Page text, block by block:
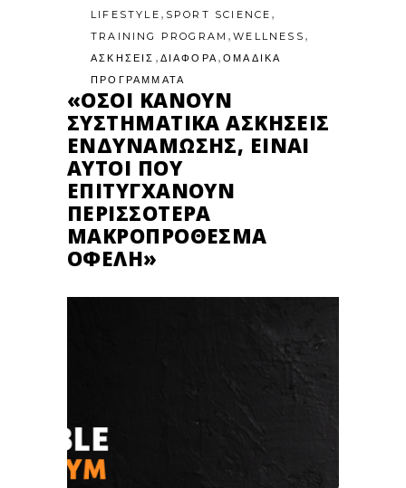
LIFESTYLE , SPORT SCIENCE ,
TRAINING PROGRAM ,WELLNESS ,
ΑΣΚΗΣΕΙΣ , ΔΙΑΦΟΡΑ ,ΟΜΑΔΙΚΑ
ΠΡΟΓΡΑΜΜΑΤΑ
«ΌΣΟΙ ΚΆΝΟΥΝ
ΣΥΣΤΗΜΑΤΙΚΆ ΑΣΚΉΣΕΙΣ
ΕΝΔΥΝΆΜΩΣΗΣ, ΕΊΝΑΙ
ΑΥΤΟΊ ΠΟΥ
ΕΠΙΤΥΓΧΆΝΟΥΝ
ΠΕΡΙΣΣΌΤΕΡΑ
ΜΑΚΡΟΠΡΌΘΕΣΜΑ
ΟΦΈΛΗ»